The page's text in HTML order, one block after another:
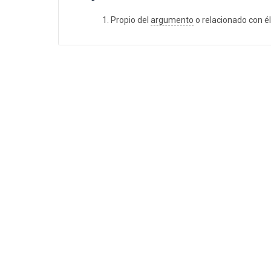
Propio del argumento o relacionado con